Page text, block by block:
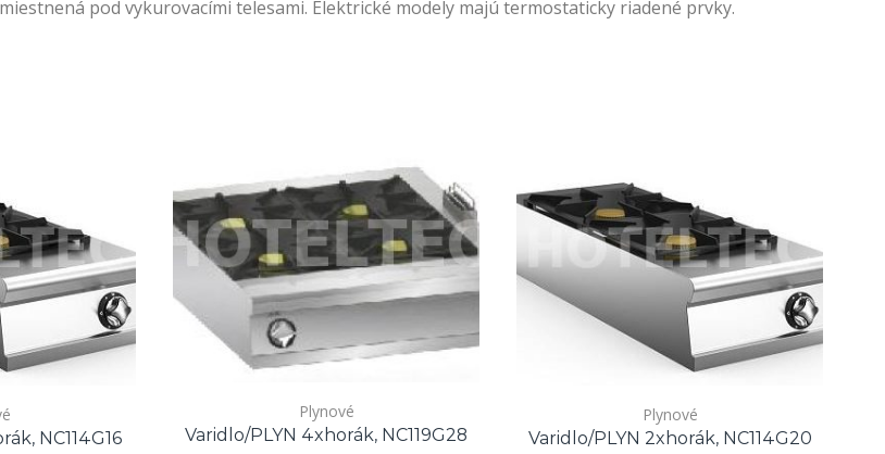
pod vykurovacími telesami. Elektrické modely majú termostaticky riadené prvky.
NC114G16
Plynové
Varidlo/PLYN 4xhorák, NC119G28
Plynové
Varidlo/PLYN 2xhorák, NC114G20